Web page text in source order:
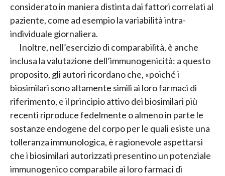
considerato in maniera distinta dai fattori correlati al
paziente, come ad esempio la variabilità intra-
individuale giornaliera.
Inoltre, nell’esercizio di comparabilità, è anche
inclusa la valutazione dell’immunogenicità: a questo
proposito, gli autori ricordano che, «poiché i
biosimilari sono altamente simili ai loro farmaci di
riferimento, e il principio attivo dei biosimilari più
recenti riproduce fedelmente o almeno in parte le
sostanze endogene del corpo per le quali esiste una
tolleranza immunologica, è ragionevole aspettarsi
che i biosimilari autorizzati presentino un potenziale
immunogenico comparabile ai loro farmaci di